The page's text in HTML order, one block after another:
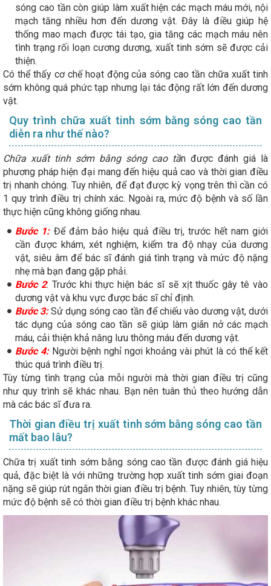
sóng cao tần còn giúp làm xuất hiện các mạch máu mới, nội
mạch tăng nhiều hơn đến dương vật. Đây là điều giúp hệ
thống mao mạch được tái tạo, gia tăng các mạch máu nên
tình trạng rối loạn cương dương, xuất tinh sớm sẽ được cải
thiện.
Có thể thấy cơ chế hoạt động của sóng cao tần chữa xuất tinh
sớm không quá phức tạp nhưng lại tác động rất lớn đến dương
vật.
Quy trình chữa xuất tinh sớm bằng sóng cao tần
diễn ra như thế nào?
Chữa xuất tinh sớm bằng sóng cao tần được đánh giá là
phương pháp hiện đại mang đến hiệu quả cao và thời gian điều
trị nhanh chóng. Tuy nhiên, để đạt được kỳ vọng trên thì cần có
1 quy trình điều trị chính xác. Ngoài ra, mức độ bệnh và số lần
thực hiện cũng không giống nhau.
Bước 1: Để đảm bảo hiệu quả điều trị, trước hết nam giới
cần được khám, xét nghiệm, kiểm tra độ nhạy của dương
vật, siêu âm để bác sĩ đánh giá tình trạng và mức độ nặng
nhẹ mà bạn đang gặp phải.
Bước 2: Trước khi thực hiện bác sĩ sẽ xịt thuốc gây tê vào
dương vật và khu vực được bác sĩ chỉ định.
Bước 3:Sử dụng sóng cao tần để chiếu vào dương vật, dưới
tác dụng của sóng cao tần sẽ giúp làm giãn nở các mạch
máu, cải thiện khả năng lưu thông máu đến dương vật.
Bước 4: Người bệnh nghỉ ngơi khoảng vài phút là có thể kết
thúc quá trình điều trị.
Tùy từng tình trạng của mỗi người mà thời gian điều trị cũng
như quy trình sẽ khác nhau. Bạn nên tuân thủ theo hướng dẫn
mà các bác sĩ đưa ra.
Thời gian điều trị xuất tinh sớm bằng sóng cao tần
mất bao lâu?
Chữa trị xuất tinh sớm bằng sóng cao tần được đánh giá hiệu
quả, đặc biệt là với những trường hợp xuất tinh sớm giai đoạn
nặng sẽ giúp rút ngắn thời gian điều trị bệnh. Tuy nhiên, tùy từng
mức độ bệnh sẽ có thời gian điều trị bệnh khác nhau.